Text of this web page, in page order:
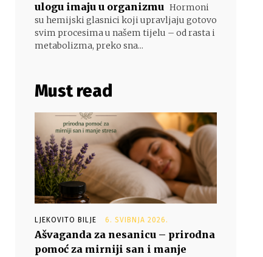
ulogu imaju u organizmu Hormoni
su hemijski glasnici koji upravljaju gotovo
svim procesima u našem tijelu – od rasta i
metabolizma, preko sna...
Must read
LJEKOVITO BILJE 6. SVIBNJA 2026.
Ašvaganda za nesanicu – prirodna
pomoć za mirniji san i manje